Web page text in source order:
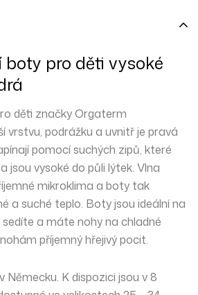
pro děti vysoké
děti značky Orgaterm
vrstvu, podrážku a uvnitř je pravá
pomocí suchých zipů, které
jsou vysoké do půli lýtek. Vlna
mikroklima a boty tak
a suché teplo. Boty jsou ideální na
a máte nohy na chladné
příjemný hřejivý pocit.
Německu. K dispozici jsou v 8